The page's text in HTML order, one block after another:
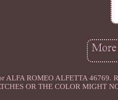
ALFA ROMEO ALFETTA 46769.
OR THE COLOR MIGHT